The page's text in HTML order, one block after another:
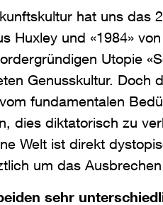
hat uns das
Huxley und «1984»
Utopie
Genusskultur. Doch
fundamentalen
dies diktatorisch zu
Welt ist direkt
um das
sehr